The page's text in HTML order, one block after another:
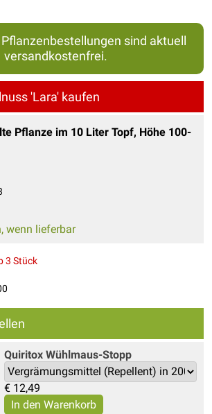
Pflanzenbestellungen sind aktuell
versandkostenfrei.
'Lara' kaufen
Pflanze im 10 Liter Topf, Höhe 100-
wenn lieferbar
3 Stück
Quiritox Wühlmaus-Stopp
€ 12,49